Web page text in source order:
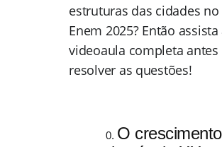
estruturas das cidades no
Enem 2025? Então assista
videoaula completa antes
resolver as questões!
O